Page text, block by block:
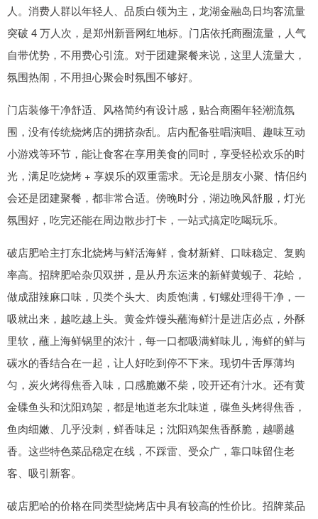
人。消费人群以年轻人、品质白领为主，龙湖金融岛日均客流量
突破 4 万人次，是郑州新晋网红地标。门店依托商圈流量，人气
自带优势，不用费心引流。对于团建聚餐来说，这里人流量大，
氛围热闹，不用担心聚会时氛围不够好。
门店装修干净舒适、风格简约有设计感，贴合商圈年轻潮流氛
围，没有传统烧烤店的拥挤杂乱。店内配备驻唱演唱、趣味互动
小游戏等环节，能让食客在享用美食的同时，享受轻松欢乐的时
光，满足吃烧烤 + 享娱乐的双重需求。无论是朋友小聚、情侣约
会还是团建聚餐，都非常合适。傍晚时分，湖边晚风舒服，灯光
氛围好，吃完还能在周边散步打卡，一站式搞定吃喝玩乐。
破店肥哈主打东北烧烤与鲜活海鲜，食材新鲜、口味稳定、复购
率高。招牌肥哈杂贝双拼，是从丹东运来的新鲜黄蚬子、花蛤，
做成甜辣麻口味，贝类个头大、肉质饱满，钉螺处理得干净，一
吸就出来，越吃越上头。黄金炸馒头蘸海鲜汁是进店必点，外酥
里软，蘸上海鲜锅里的浓汁，每一口都吸满鲜味儿，海鲜的鲜与
碳水的香结合在一起，让人好吃到停不下来。现切牛舌厚薄均
匀，炭火烤得焦香入味，口感脆嫩不柴，咬开还有汁水。还有黄
金碟鱼头和沈阳鸡架，都是地道老东北味道，碟鱼头烤得焦香，
鱼肉细嫩、几乎没刺，鲜香味足；沈阳鸡架焦香酥脆，越嚼越
香。这些特色菜品稳定在线，不踩雷、受众广，靠口味留住老
客、吸引新客。
破店肥哈的价格在同类型烧烤店中具有较高的性价比。招牌菜品